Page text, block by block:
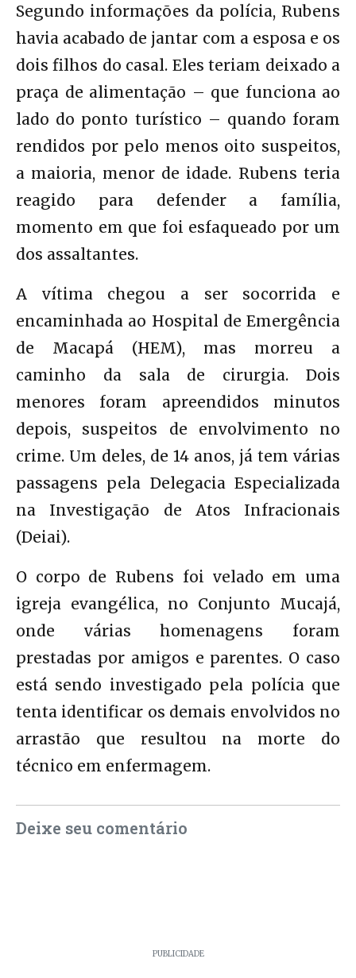
Segundo informações da polícia, Rubens
havia acabado de jantar com a esposa e os
dois filhos do casal. Eles teriam deixado a
praça de alimentação – que funciona ao
lado do ponto turístico – quando foram
rendidos por pelo menos oito suspeitos,
a maioria, menor de idade. Rubens teria
reagido para defender a família,
momento em que foi esfaqueado por um
dos assaltantes.
A vítima chegou a ser socorrida e
encaminhada ao Hospital de Emergência
de Macapá (HEM), mas morreu a
caminho da sala de cirurgia. Dois
menores foram apreendidos minutos
depois, suspeitos de envolvimento no
crime. Um deles, de 14 anos, já tem várias
passagens pela Delegacia Especializada
na Investigação de Atos Infracionais
(Deiai).
O corpo de Rubens foi velado em uma
igreja evangélica, no Conjunto Mucajá,
onde várias homenagens foram
prestadas por amigos e parentes. O caso
está sendo investigado pela polícia que
tenta identificar os demais envolvidos no
arrastão que resultou na morte do
técnico em enfermagem.
Deixe seu comentário
PUBLICIDADE